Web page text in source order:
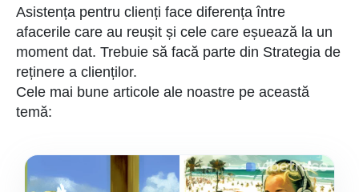
Asistența pentru clienți face diferența între
afacerile care au reușit și cele care eșuează la un
moment dat. Trebuie să facă parte din Strategia de
reținere a clienților.
Cele mai bune articole ale noastre pe această
temă: